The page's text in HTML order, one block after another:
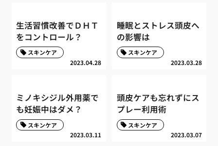
生活習慣改善でＤＨＴ
をコントロール？
2023.04.28
スキンケア
睡眠とストレス頭皮へ
の影響は
2023.03.28
スキンケア
ミノキシジル外用薬で
も妊娠中はダメ？
2023.03.11
スキンケア
頭皮ケアも忘れずにス
プレー利用術
2023.03.07
スキンケア